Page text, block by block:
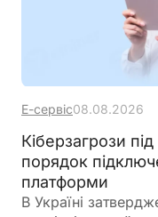
Е-сервіс08.08.2026
Кіберзагрози
порядок
платформи
В Україні